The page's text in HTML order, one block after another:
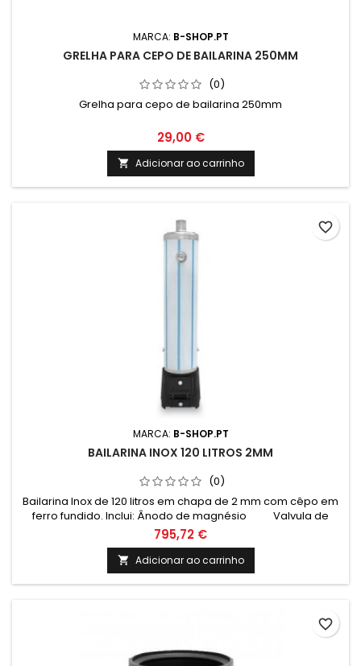
MARCA: B-SHOP.PT
GRELHA PARA CEPO DE BAILARINA 250MM
(0)
Grelha para cepo de bailarina 250mm
29,00 €
 Adicionar ao carrinho
MARCA: B-SHOP.PT
BAILARINA INOX 120 LITROS 2MM
(0)
Bailarina Inox de 120 litros em chapa de 2 mm com cêpo em
ferro fundido. Inclui: Ânodo de magnésio Valvula de
segurança 6 Bar Termómetro e cordão refratário
Medidas: Altura: 1640mm Altura total com cepo: 1970mm
Diametro: 320mm
795,72 €
 Adicionar ao carrinho
favorite_border
favorite_border